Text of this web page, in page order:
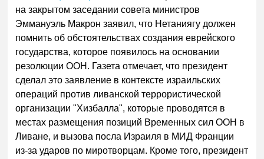
на закрытом заседании совета министров
Эммануэль Макрон заявил, что Нетаниягу должен
помнить об обстоятельствах создания еврейского
государства, которое появилось на основании
резолюции ООН. Газета отмечает, что президент
сделал это заявление в контексте израильских
операций против ливанской террористической
организации "Хизбалла", которые проводятся в
местах размещения позиций Временных сил ООН в
Ливане, и вызова посла Израиля в МИД Франции
из-за ударов по миротворцам. Кроме того, президент